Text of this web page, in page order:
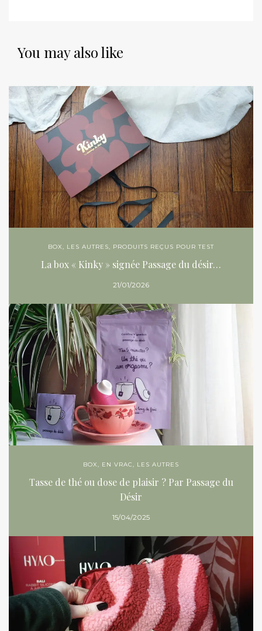
You may also like
BOX, LES AUTRES, PRODUITS REÇUS POUR TEST
La box « Kinky » signée Passage du désir…
21/01/2026
BOX, EN VRAC, LES AUTRES
Tasse de thé ou dose de plaisir ? Par Passage du
Désir
15/04/2025